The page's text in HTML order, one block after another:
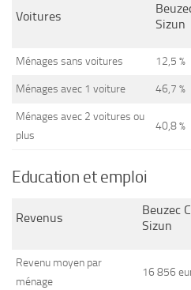
Voitures
Sizun
Ménages sans voitures 12,5 %
Ménages avec 1 voiture 46,7 %
Ménages avec 2 voitures ou
plus
40,8 %
Education et emploi
Revenus
Beuzec
Sizun
Revenu moyen par
ménage
16 856